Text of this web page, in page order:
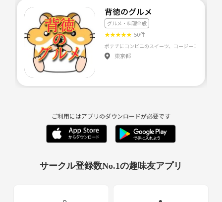
背徳のグルメ
グルメ・料理全般
★★★★★ 50件
東京都
ご利用にはアプリのダウンロードが必要です
サークル登録数No.1の趣味友アプリ